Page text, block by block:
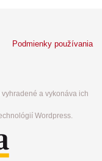
Podmienky používania
a vykonáva ich
Wordpress.